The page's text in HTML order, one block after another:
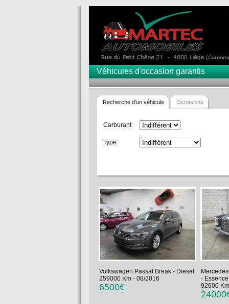
Véhicules d'occasion garantis
Recherche d’un véhicule Occasions
Carburant
Type
Volkswagen Passat Break - Diesel
259000 Km - 08/2016
6500€
- Essence
92600